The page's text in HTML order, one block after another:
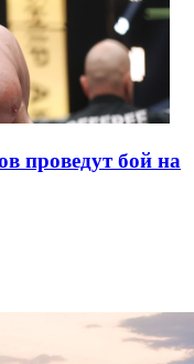
проведут бой на